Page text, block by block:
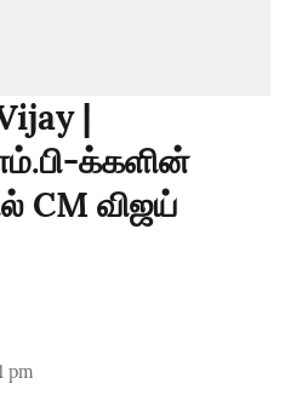
|
க்களின்
CM விஜய்
pm